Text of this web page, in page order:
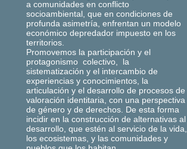
a comunidades en conflicto
socioambiental, que en condiciones de
profunda asimetría, enfrentan un modelo
económico depredador impuesto en los
territorios.
Promovemos la participación y el
protagonismo colectivo, la
sistematización y el intercambio de
experiencias y conocimientos, la
articulación y el desarrollo de procesos de
valoración identitaria, con una perspectiva
de género y de derechos. De esta forma
incidir en la construcción de alternativas al
desarrollo, que estén al servicio de la vida,
los ecosistemas, y las comunidades y